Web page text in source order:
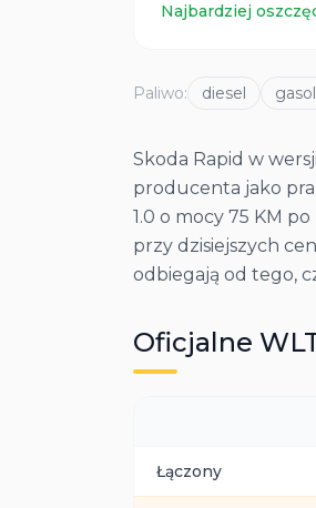
Najbardziej
Paliwo: diesel
Skoda Rapid w
producenta jako
1.0 o mocy 75 KM
przy dzisiejszych
odbiegają od tego,
Oficjalne
Łączony